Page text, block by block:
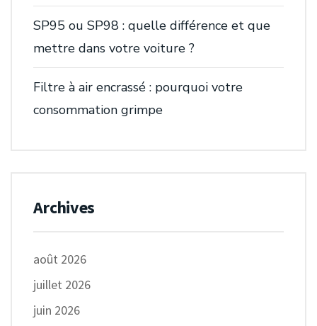
SP95 ou SP98 : quelle différence et que
mettre dans votre voiture ?
Filtre à air encrassé : pourquoi votre
consommation grimpe
Archives
août 2026
juillet 2026
juin 2026